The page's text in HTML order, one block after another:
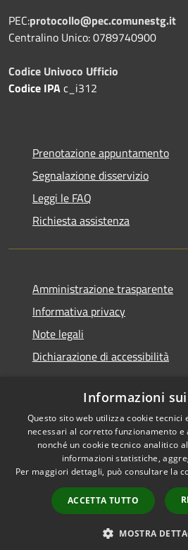
PEC:protocollo@pec.comunestg.it
Centralino Unico: 0789740900
Codice Univoco Ufficio
Codice IPAc_i312
Prenotazione appuntamento
Segnalazione disservizio
Leggi le FAQ
Richiesta assistenza
Amministrazione trasparente
Informativa privacy
Note legali
Dichiarazione di accessibilità
RSS
Accessibilità
Cookie
Mappa del sito
WebMail
Informazioni
Questo sito web utilizza cookie
necessari al corretto funzionamento e
nonché un cookie tecnico analitico
informazioni statistiche,
Per maggiori dettagli, può consultare la
ACCETTA TUTTO
MOSTRA